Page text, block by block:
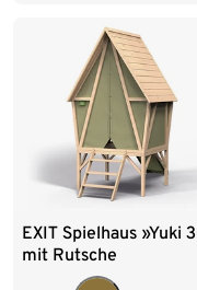
EXIT Spielhaus »Yuki
mit Rutsche